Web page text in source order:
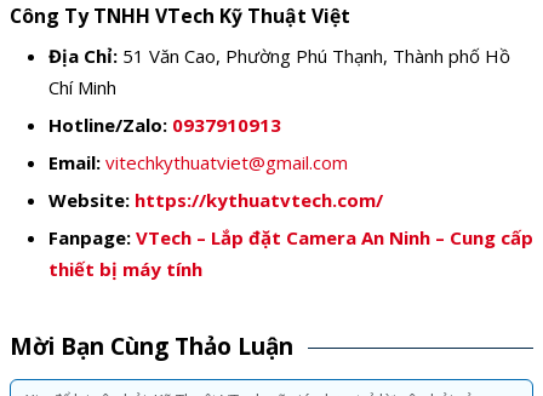
Công Ty TNHH VTech Kỹ Thuật Việt
Địa Chỉ: 51 Văn Cao, Phường Phú Thạnh, Thành phố Hồ
Chí Minh
Hotline/Zalo: 0937910913
Email: vitechkythuatviet@gmail.com
Website: https://kythuatvtech.com/
Fanpage: VTech – Lắp đặt Camera An Ninh – Cung cấp
thiết bị máy tính
Mời Bạn Cùng Thảo Luận